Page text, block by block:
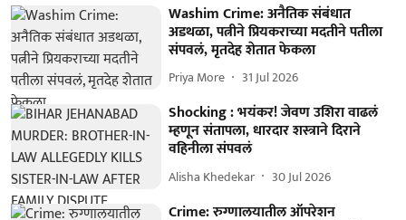
Washim Crime: अनैतिक संबंधात
अडथळा, पत्नीने प्रियकराच्या मदतीने पतीला
संपवलं, मृतदेह शेतात फेकला
Priya More 31 Jul 2026
Shocking : भयंकर! जेवण उशिरा वाढलं
म्हणून संतापला, धारदार शस्त्राने दिराने
वहिनीला संपवलं
Alisha Khedekar 30 Jul 2026
Crime: रुग्णालयातील ऑपरेशन